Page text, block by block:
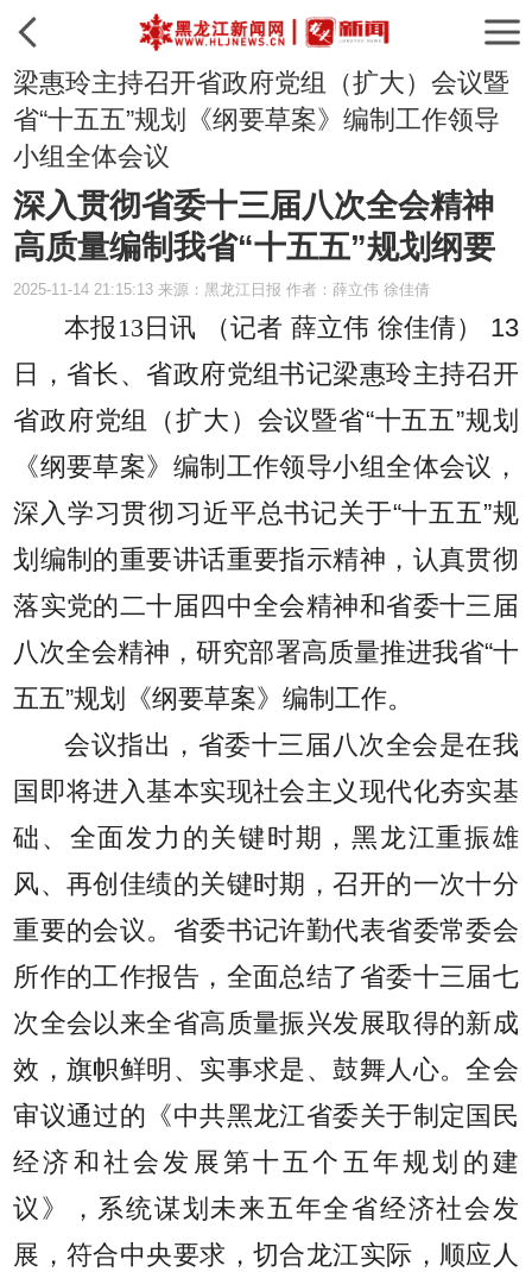
梁惠玲主持召开省政府党组（扩大）会议暨
省“十五五”规划《纲要草案》编制工作领导
小组全体会议
深入贯彻省委十三届八次全会精神
高质量编制我省“十五五”规划纲要
2025-11-14 21:15:13 来源：黑龙江日报 作者：薛立伟 徐佳倩
本报13日讯 （记者 薛立伟 徐佳倩）
13
日，省长、省政府党组书记梁惠玲主持召开
省政府党组（扩大）会议暨省“十五五”规划
《纲要草案》编制工作领导小组全体会议，
深入学习贯彻习近平总书记关于“十五五”规
划编制的重要讲话重要指示精神，认真贯彻
落实党的二十届四中全会精神和省委十三届
八次全会精神，研究部署高质量推进我省“十
五五”规划《纲要草案》编制工作。
会议指出，省委十三届八次全会是在我
国即将进入基本实现社会主义现代化夯实基
础、全面发力的关键时期，黑龙江重振雄
风、再创佳绩的关键时期，召开的一次十分
重要的会议。省委书记许勤代表省委常委会
所作的工作报告，全面总结了省委十三届七
次全会以来全省高质量振兴发展取得的新成
效，旗帜鲜明、实事求是、鼓舞人心。全会
审议通过的《中共黑龙江省委关于制定国民
经济和社会发展第十五个五年规划的建
议》，系统谋划未来五年全省经济社会发
展，符合中央要求，切合龙江实际，顺应人